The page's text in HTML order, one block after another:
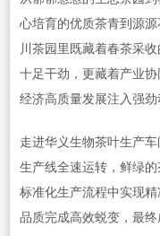
心培育的优质茶青到源
川茶园里既藏着春茶采
十足干劲，更藏着产业
经济高质量发展注入强劲
走进华义生物茶叶生产
生产线全速运转，鲜绿
标准化生产流程中实现
品质完成高效蜕变，最终